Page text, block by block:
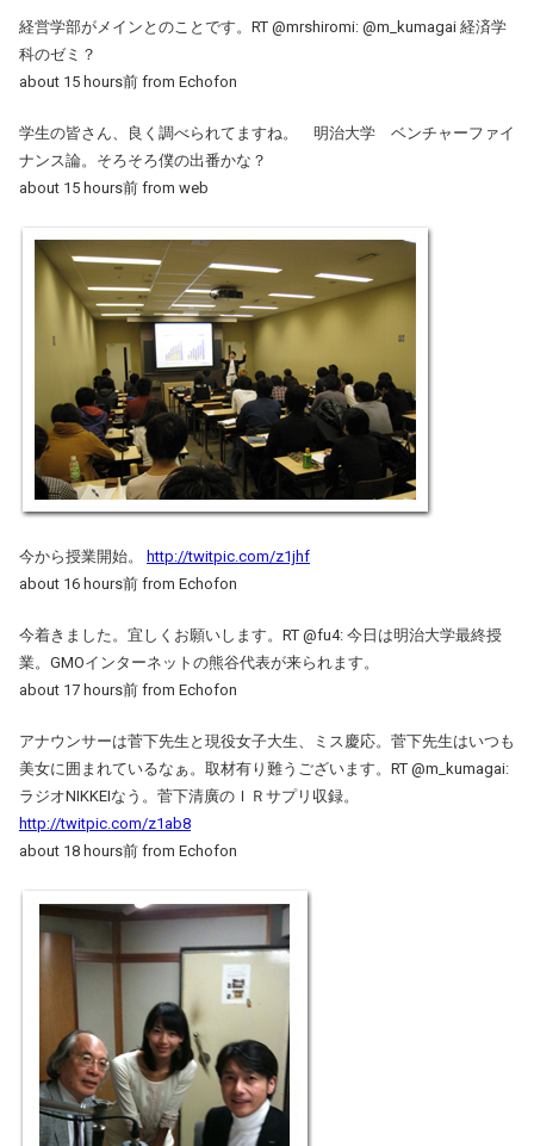
経営学部がメインとのことです。RT @mrshiromi: @m_kumagai 経済学
科のゼミ？
about 15 hours前 from Echofon
学生の皆さん、良く調べられてますね。 明治大学 ベンチャーファイ
ナンス論。そろそろ僕の出番かな？
about 15 hours前 from web
今から授業開始。
http://twitpic.com/z1jhf
about 16 hours前 from Echofon
今着きました。宜しくお願いします。RT @fu4: 今日は明治大学最終授
業。GMOインターネットの熊谷代表が来られます。
about 17 hours前 from Echofon
アナウンサーは菅下先生と現役女子大生、ミス慶応。菅下先生はいつも
美女に囲まれているなぁ。取材有り難うございます。RT @m_kumagai:
ラジオNIKKEIなう。菅下清廣のＩＲサプリ収録。
http://twitpic.com/z1ab8
about 18 hours前 from Echofon